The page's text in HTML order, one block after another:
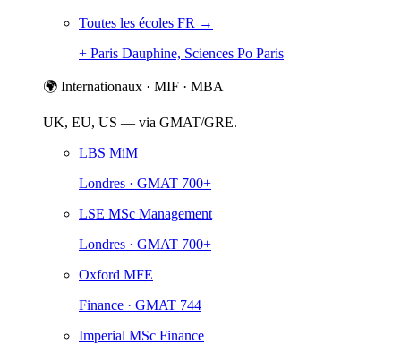
Toutes les écoles FR →
+ Paris Dauphine, Sciences Po Paris
🌍 Internationaux · MIF · MBA
UK, EU, US — via GMAT/GRE.
LBS MiM
Londres · GMAT 700+
LSE MSc Management
Londres · GMAT 700+
Oxford MFE
Finance · GMAT 744
Imperial MSc Finance